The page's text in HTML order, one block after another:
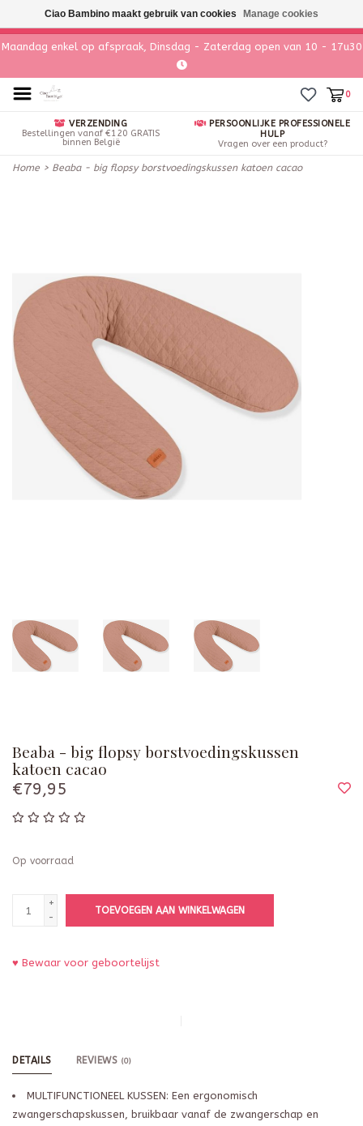
Maandag enkel op afspraak, Dinsdag - Zaterdag open van 10 - 17u30
0
VERZENDING
Bestellingen vanaf €120 GRATIS
binnen België
PERSOONLIJKE PROFESSIONELE
HULP
Vragen over een product?
Home > Beaba - big flopsy borstvoedingskussen katoen cacao
Beaba - big flopsy borstvoedingskussen
katoen cacao
€79,95
Op voorraad
+
-
TOEVOEGEN AAN WINKELWAGEN
♥ Bewaar voor geboortelijst
DETAILS REVIEWS (0)
MULTIFUNCTIONEEL KUSSEN: Een ergonomisch
zwangerschapskussen, bruikbaar vanaf de zwangerschap en
Ciao Bambino maakt gebruik van cookies Manage cookies